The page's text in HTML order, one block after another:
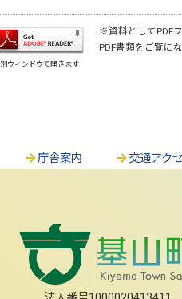
別ウィンドウで開きます
※資料としてPDF
PDF書類をご覧に
庁舎案内 交通アク